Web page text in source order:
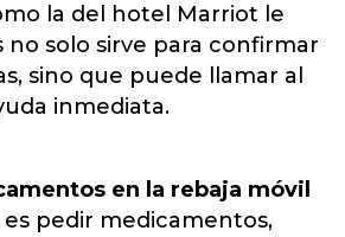
la del hotel Marriot le
no solo sirve para confirmar
sino que puede llamar al
inmediata.
en la rebaja móvil
es pedir medicamentos,